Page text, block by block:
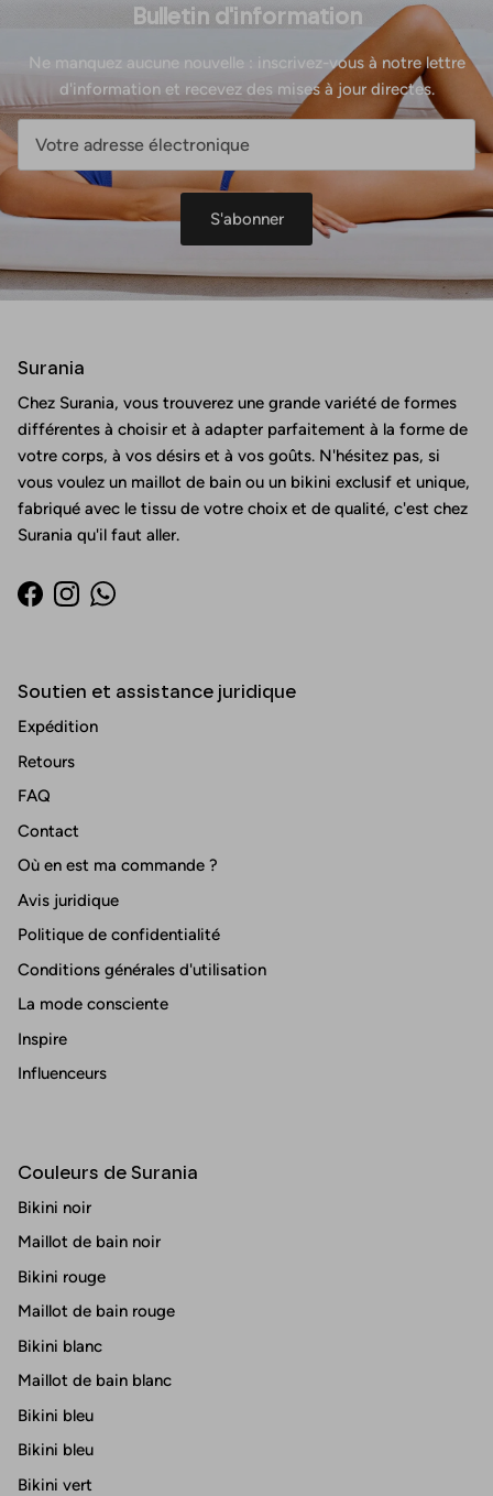
Bulletin d'information
Ne manquez aucune nouvelle : inscrivez-vous à notre lettre
d'information et recevez des mises à jour directes.
S'abonner
Surania
Chez Surania, vous trouverez une grande variété de formes
différentes à choisir et à adapter parfaitement à la forme de
votre corps, à vos désirs et à vos goûts. N'hésitez pas, si
vous voulez un maillot de bain ou un bikini exclusif et unique,
fabriqué avec le tissu de votre choix et de qualité, c'est chez
Surania qu'il faut aller.
Facebook
InstagramWhatsApp
Soutien et assistance juridique
Expédition
Retours
FAQ
Contact
Où en est ma commande ?
Avis juridique
Politique de confidentialité
Conditions générales d'utilisation
La mode consciente
Inspire
Influenceurs
Couleurs de Surania
Bikini noir
Maillot de bain noir
Bikini rouge
Maillot de bain rouge
Bikini blanc
Maillot de bain blanc
Bikini bleu
Bikini bleu
Bikini vert